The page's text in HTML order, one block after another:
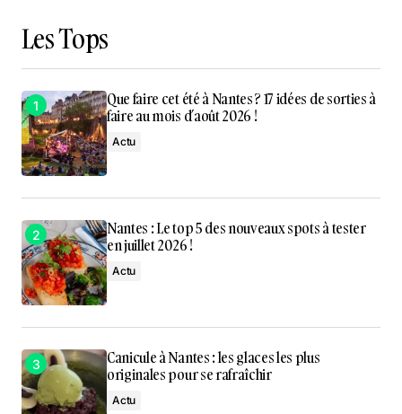
Les Tops
Que faire cet été à Nantes ? 17 idées de sorties à
faire au mois d’août 2026 !
Actu
Nantes : Le top 5 des nouveaux spots à tester
en juillet 2026 !
Actu
Canicule à Nantes : les glaces les plus
originales pour se rafraîchir
Actu